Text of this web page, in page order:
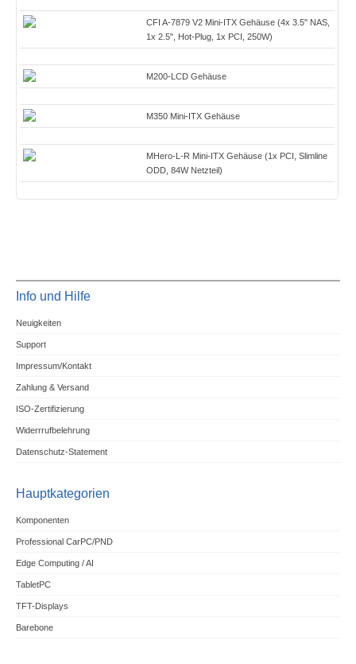
CFI A-7879 V2 Mini-ITX Gehäuse (4x 3.5" NAS,
1x 2.5", Hot-Plug, 1x PCI, 250W)
M200-LCD Gehäuse
M350 Mini-ITX Gehäuse
MHero-L-R Mini-ITX Gehäuse (1x PCI, Slimline
ODD, 84W Netzteil)
Info und Hilfe
Neuigkeiten
Support
Impressum/Kontakt
Zahlung & Versand
ISO-Zertifizierung
Widerrrufbelehrung
Datenschutz-Statement
Hauptkategorien
Komponenten
Professional CarPC/PND
Edge Computing / AI
TabletPC
TFT-Displays
Barebone